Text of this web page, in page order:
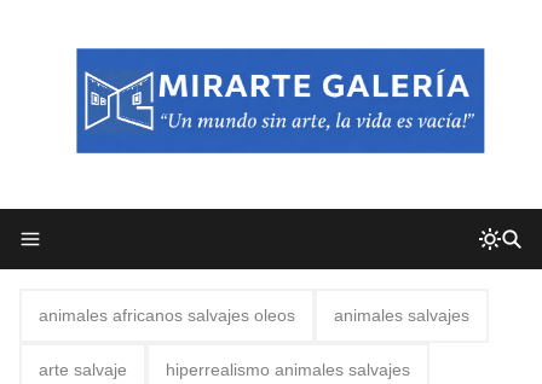
animales africanos salvajes oleos animales salvajes
arte salvaje hiperrealismo animales salvajes